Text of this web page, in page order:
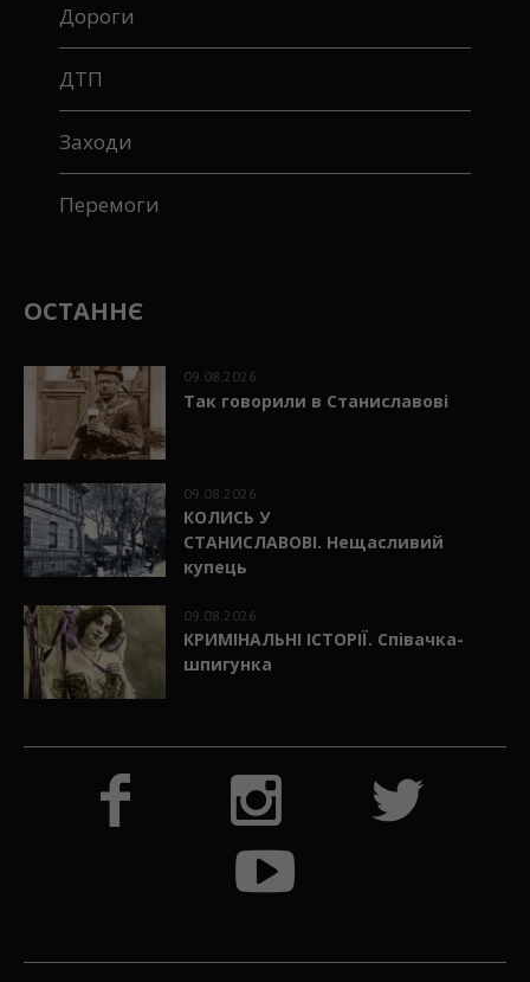
Дороги
ДТП
Заходи
Перемоги
ОСТАННЄ
09.08.2026
Так говорили в Станиславові
09.08.2026
КОЛИСЬ У
СТАНИСЛАВОВІ. Нещасливий
купець
09.08.2026
КРИМІНАЛЬНІ ІСТОРІЇ. Співачка-
шпигунка